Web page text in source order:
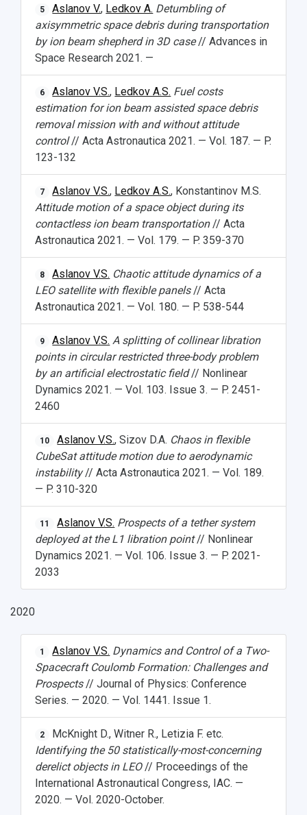
5 Aslanov V., Ledkov A. Detumbling of
axisymmetric space debris during transportation
by ion beam shepherd in 3D case// Advances in
Space Research 2021. —
6 Aslanov V.S., Ledkov A.S. Fuel costs
estimation for ion beam assisted space debris
removal mission with and without attitude
control// Acta Astronautica 2021. — Vol. 187. — P.
123-132
7 Aslanov V.S., Ledkov A.S., Konstantinov M.S.
Attitude motion of a space object during its
contactless ion beam transportation// Acta
Astronautica 2021. — Vol. 179. — P. 359-370
8 Aslanov V.S. Chaotic attitude dynamics of a
LEO satellite with flexible panels// Acta
Astronautica 2021. — Vol. 180. — P. 538-544
9 Aslanov V.S. A splitting of collinear libration
points in circular restricted three-body problem
by an artificial electrostatic field// Nonlinear
Dynamics 2021. — Vol. 103. Issue 3. — P. 2451-
2460
10 Aslanov V.S., Sizov D.A. Chaos in flexible
CubeSat attitude motion due to aerodynamic
instability// Acta Astronautica 2021. — Vol. 189.
— P. 310-320
11 Aslanov V.S. Prospects of a tether system
deployed at the L1 libration point// Nonlinear
Dynamics 2021. — Vol. 106. Issue 3. — P. 2021-
2033
2020
1 Aslanov V.S. Dynamics and Control of a Two-
Spacecraft Coulomb Formation: Challenges and
Prospects// Journal of Physics: Conference
Series. — 2020. — Vol. 1441. Issue 1.
2
McKnight D., Witner R., Letizia F. etc.
Identifying the 50 statistically-most-concerning
derelict objects in LEO// Proceedings of the
International Astronautical Congress, IAC. —
2020. — Vol. 2020-October.